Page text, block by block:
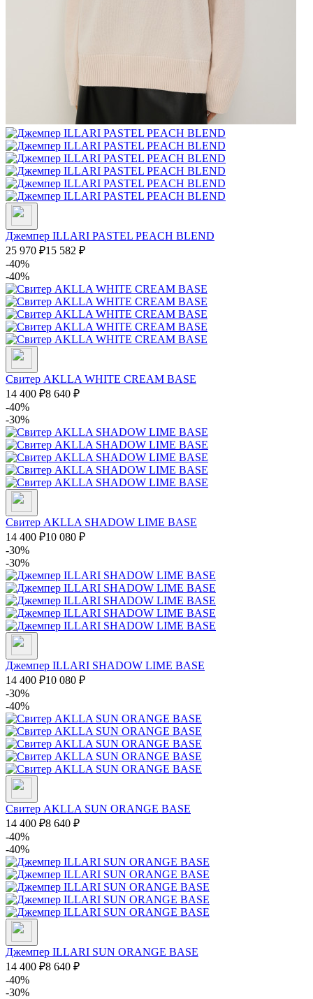
Джемпер ILLARI PASTEL PEACH BLEND
25 970 ₽15 582 ₽
-40%
-40%
Свитер AKLLA WHITE CREAM BASE
14 400 ₽8 640 ₽
-40%
-30%
Свитер AKLLA SHADOW LIME BASE
14 400 ₽10 080 ₽
-30%
-30%
Джемпер ILLARI SHADOW LIME BASE
14 400 ₽10 080 ₽
-30%
-40%
Свитер AKLLA SUN ORANGE BASE
14 400 ₽8 640 ₽
-40%
-40%
Джемпер ILLARI SUN ORANGE BASE
14 400 ₽8 640 ₽
-40%
-30%